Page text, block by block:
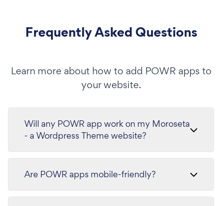
Frequently Asked Questions
Learn more about how to add POWR apps to
your website.
Will any POWR app work on my Moroseta
- a Wordpress Theme website?
Are POWR apps mobile-friendly?